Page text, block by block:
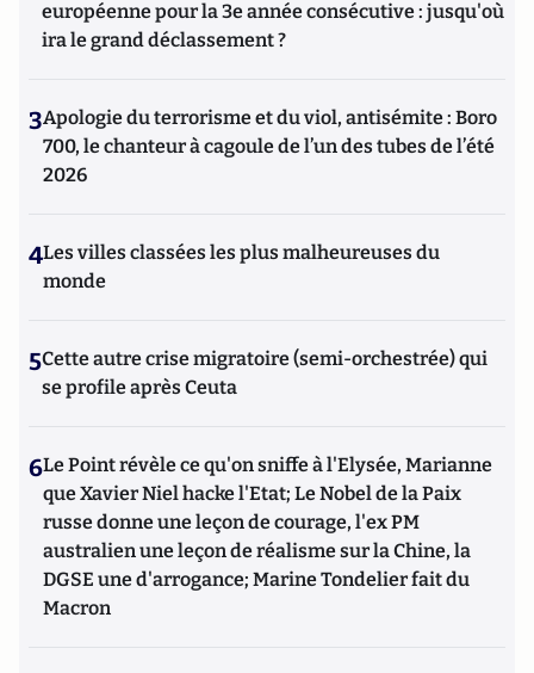
européenne pour la 3e année consécutive : jusqu'où
ira le grand déclassement ?
3Apologie du terrorisme et du viol, antisémite : Boro
700, le chanteur à cagoule de l’un des tubes de l’été
2026
4Les villes classées les plus malheureuses du
monde
5Cette autre crise migratoire (semi-orchestrée) qui
se profile après Ceuta
6Le Point révèle ce qu'on sniffe à l'Elysée, Marianne
que Xavier Niel hacke l'Etat; Le Nobel de la Paix
russe donne une leçon de courage, l'ex PM
australien une leçon de réalisme sur la Chine, la
DGSE une d'arrogance; Marine Tondelier fait du
Macron